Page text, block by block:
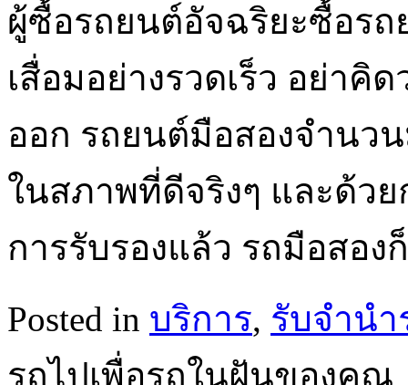
ผู้ซื้อรถยนต์อัจฉริยะซื้อรถ
เสื่อมอย่างรวดเร็ว อย่าคิ
ออก รถยนต์มือสองจำนว
ในสภาพที่ดีจริงๆ และด้ว
การรับรองแล้ว รถมือสอง
Posted in บริการ, รับจำนำ
รถไปเพื่อรถในฝันของคุณ